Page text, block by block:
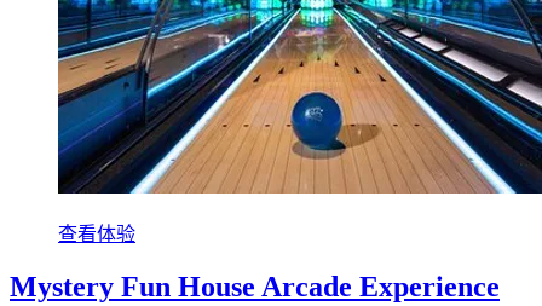
查看体验
Mystery Fun House Arcade Experience